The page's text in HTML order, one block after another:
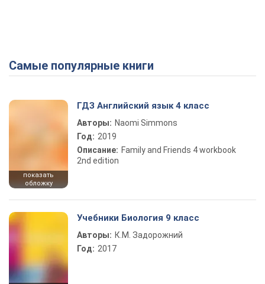
Самые популярные книги
показать
обложку
ГДЗ Английский язык 4 класс
Авторы: Naomi Simmons
Год: 2019
Описание: Family and Friends 4 workbook
2nd edition
Учебники Биология 9 класс
Авторы: К.М. Задорожний
Год: 2017